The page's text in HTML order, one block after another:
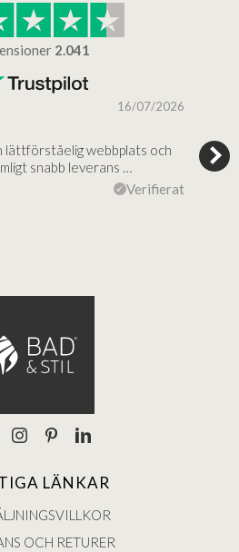
2.041
16/07/2026
lättförståelig webbplats och
snabb leverans …
Verifierat
Jag
LÄNKAR
OCH RETURER